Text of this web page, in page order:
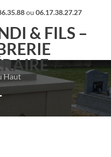
ou 06.17.38.27.27
Haut